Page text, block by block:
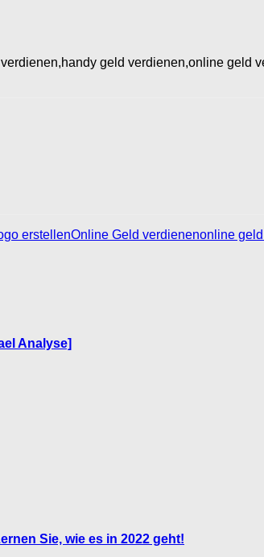
geld verdienen,online geld
erstellenOnline Geld verdienenonline
Analyse]
Sie, wie es in 2022 geht!